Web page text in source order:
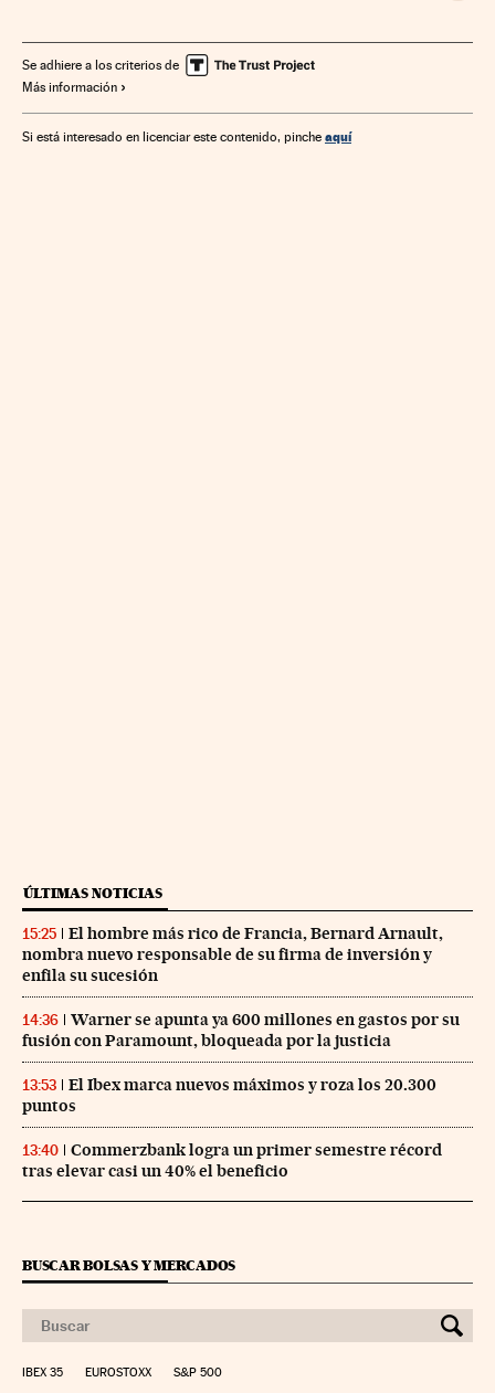
Horarios trabajo Derecho laboral Coronavirus Covid-19
Virología Epidemia Enfermedades infecciosas
Se adhiere a los criterios de
Más información
Si está interesado en licenciar este contenido, pinche aquí
ÚLTIMAS NOTICIAS
15:25
El hombre más rico de Francia, Bernard Arnault,
nombra nuevo responsable de su firma de inversión y
enfila su sucesión
14:36
Warner se apunta ya 600 millones en gastos por su
fusión con Paramount, bloqueada por la justicia
13:53
El Ibex marca nuevos máximos y roza los 20.300
puntos
13:40
Commerzbank logra un primer semestre récord
tras elevar casi un 40% el beneficio
BUSCAR BOLSAS Y MERCADOS
IBEX 35 EUROSTOXX S&P 500